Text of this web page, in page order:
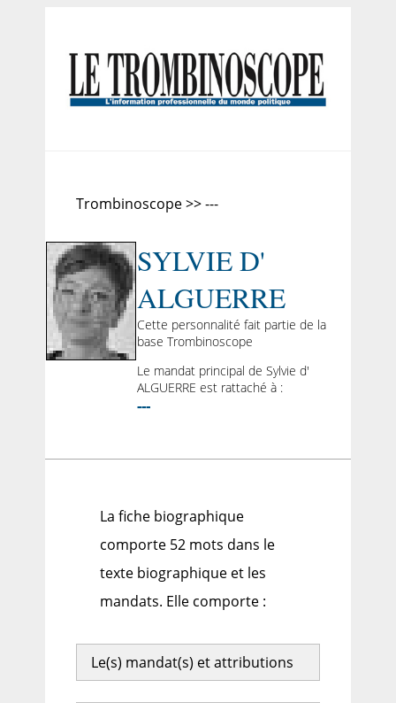
Trombinoscope >> ---
SYLVIE D'
ALGUERRE
Cette personnalité fait partie de la
base Trombinoscope
Le mandat principal de Sylvie d'
ALGUERRE est rattaché à :
---
La fiche biographique
comporte 52 mots dans le
texte biographique et les
mandats. Elle comporte :
Le(s) mandat(s) et attributions